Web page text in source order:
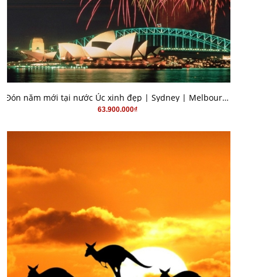
MUA HÀNG Đón năm mới tại nước Úc xinh đẹp | Sydney | Melbourne 7N6Đ
63.900.000₫